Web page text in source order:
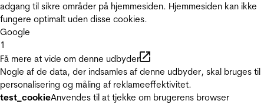
adgang til sikre områder på hjemmesiden. Hjemmesiden kan ikke
fungere optimalt uden disse cookies.
Google
1
Få mere at vide om denne udbyder
Nogle af de data, der indsamles af denne udbyder, skal bruges til
personalisering og måling af reklameeffektivitet.
test_cookieAnvendes til at tjekke om brugerens browser